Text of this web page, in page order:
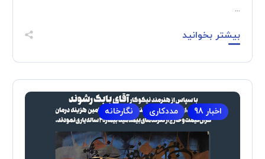
...
بیشتر بخوانید
اخبار 98 مددکاری نگارخانه